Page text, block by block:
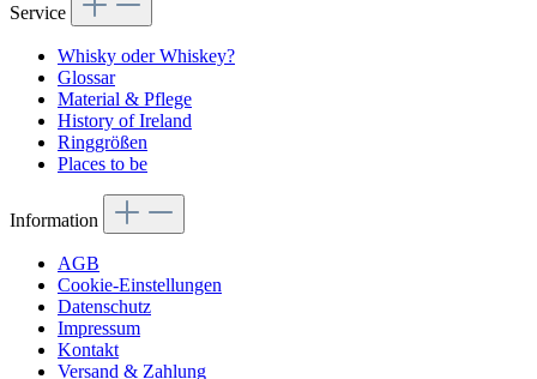
Service
Whisky oder Whiskey?
Glossar
Material & Pflege
History of Ireland
Ringgrößen
Places to be
Information
AGB
Cookie-Einstellungen
Datenschutz
Impressum
Kontakt
Versand & Zahlung